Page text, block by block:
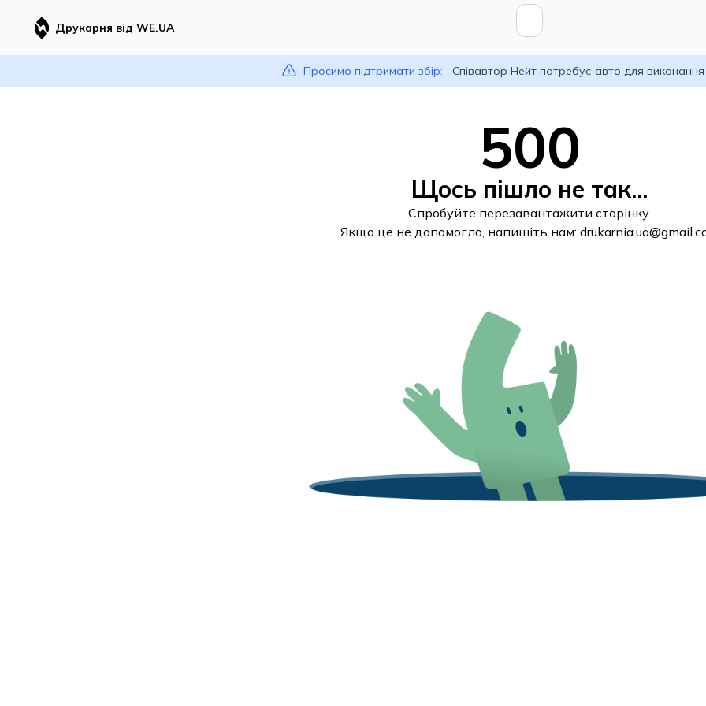
Друкарня від WE.UA
Просимо підтримати збір: Співавтор Нейт потребує авто для
500
Щось пішло не так...
Спробуйте перезавантажити сторінку.
Якщо це не допомогло, напишіть нам: